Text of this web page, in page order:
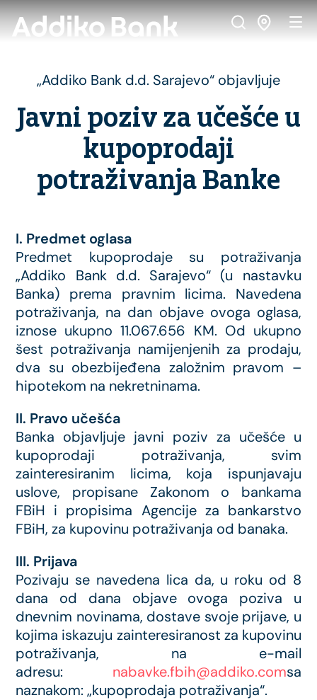
„Addiko Bank d.d. Sarajevo“ objavljuje
Javni poziv za učešće u
kupoprodaji
potraživanja Banke
I. Predmet oglasa
Predmet kupoprodaje su potraživanja
„Addiko Bank d.d. Sarajevo“ (u nastavku
Banka) prema pravnim licima. Navedena
potraživanja, na dan objave ovoga oglasa,
iznose ukupno 11.067.656 KM. Od ukupno
šest potraživanja namijenjenih za prodaju,
dva su obezbijeđena založnim pravom –
hipotekom na nekretninama.
II. Pravo učešća
Banka objavljuje javni poziv za učešće u
kupoprodaji potraživanja, svim
zainteresiranim licima, koja ispunjavaju
uslove, propisane Zakonom o bankama
FBiH i propisima Agencije za bankarstvo
FBiH, za kupovinu potraživanja od banaka.
III. Prijava
Pozivaju se navedena lica da, u roku od 8
dana od dana objave ovoga poziva u
dnevnim novinama, dostave svoje prijave, u
kojima iskazuju zainteresiranost za kupovinu
potraživanja, na e-mail
adresu: nabavke.fbih@addiko.comsa
naznakom: „kupoprodaja potraživanja“.